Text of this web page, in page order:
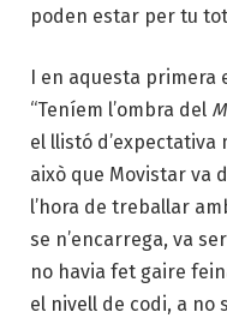
poden estar per tu
I en aquesta
“Teníem l’ombra del
el llistó
això que Movistar va
l’hora de treballar
se n’encarrega, va
no havia fet gaire
el nivell de codi, a no